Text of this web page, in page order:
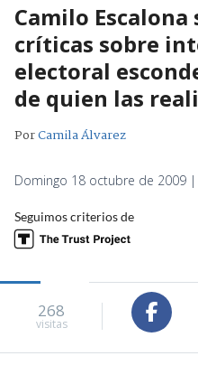
Camilo Escalona
críticas sobre
electoral
de quien las
PorCamila Álvarez
Domingo 18 octubre de 2009
Seguimos criterios de
268
visitas